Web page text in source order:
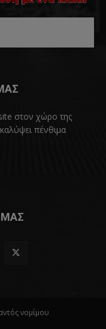
στον χώρο της
πένθιμα
νομίμου